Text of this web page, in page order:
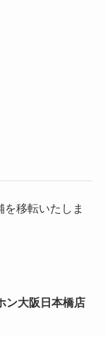
移転いたしま
ン大阪日本橋店